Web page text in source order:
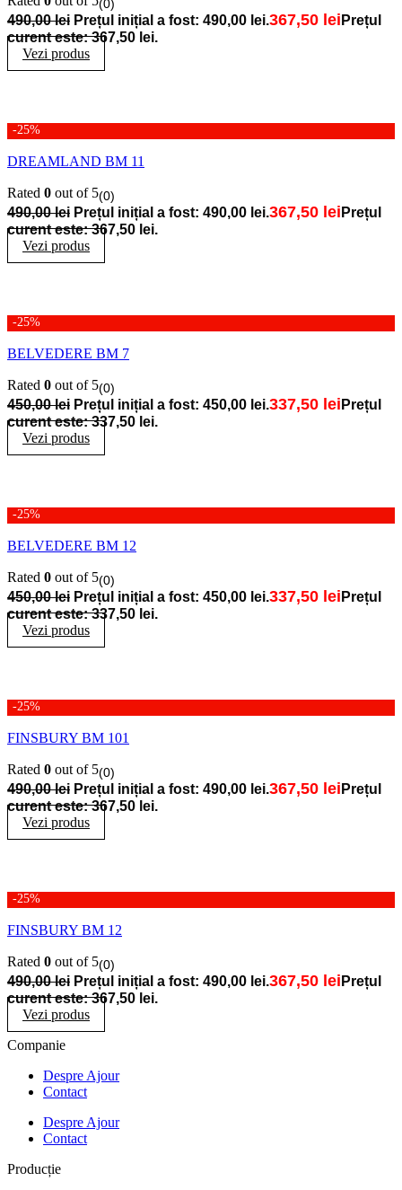
(0)
490,00lei Prețul inițial a fost: 490,00 lei.367,50 lei Prețul
curent este: 367,50 lei.
Vezi produs
-25%
DREAMLAND BM 11
Rated 0 out of 5(0)
490,00lei Prețul inițial a fost: 490,00 lei.367,50 lei Prețul
curent este: 367,50 lei.
Vezi produs
-25%
BELVEDERE BM 7
Rated 0 out of 5(0)
450,00lei Prețul inițial a fost: 450,00 lei.337,50 lei Prețul
curent este: 337,50 lei.
Vezi produs
-25%
BELVEDERE BM 12
Rated 0 out of 5(0)
450,00lei Prețul inițial a fost: 450,00 lei.337,50 lei Prețul
curent este: 337,50 lei.
Vezi produs
-25%
FINSBURY BM 101
Rated 0 out of 5(0)
490,00lei Prețul inițial a fost: 490,00 lei.367,50 lei Prețul
curent este: 367,50 lei.
Vezi produs
-25%
FINSBURY BM 12
Rated 0 out of 5(0)
490,00lei Prețul inițial a fost: 490,00 lei.367,50 lei Prețul
curent este: 367,50 lei.
Vezi produs
Companie
Despre Ajour
Contact
Despre Ajour
Contact
Producție